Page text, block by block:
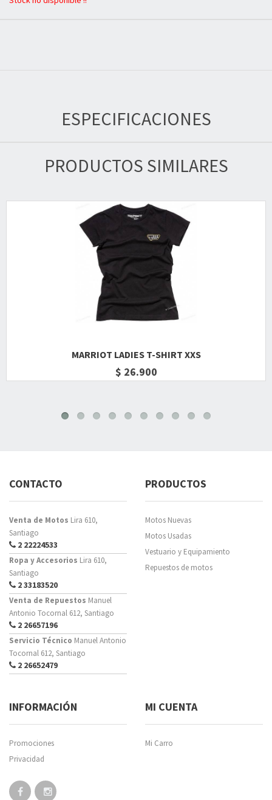
ESPECIFICACIONES
PRODUCTOS SIMILARES
MARRIOT LADIES T-SHIRT XXS
$ 26.900
CONTACTO
Venta de Motos Lira 610,
Santiago
2 22224533
Ropa y Accesorios Lira 610,
Santiago
2 33183520
Venta de Repuestos Manuel
Antonio Tocornal 612, Santiago
2 26657196
Servicio Técnico Manuel Antonio
Tocornal 612, Santiago
2 26652479
PRODUCTOS
Motos Nuevas
Motos Usadas
Vestuario y Equipamiento
Repuestos de motos
INFORMACIÓN
Promociones
Privacidad
MI CUENTA
Mi Carro